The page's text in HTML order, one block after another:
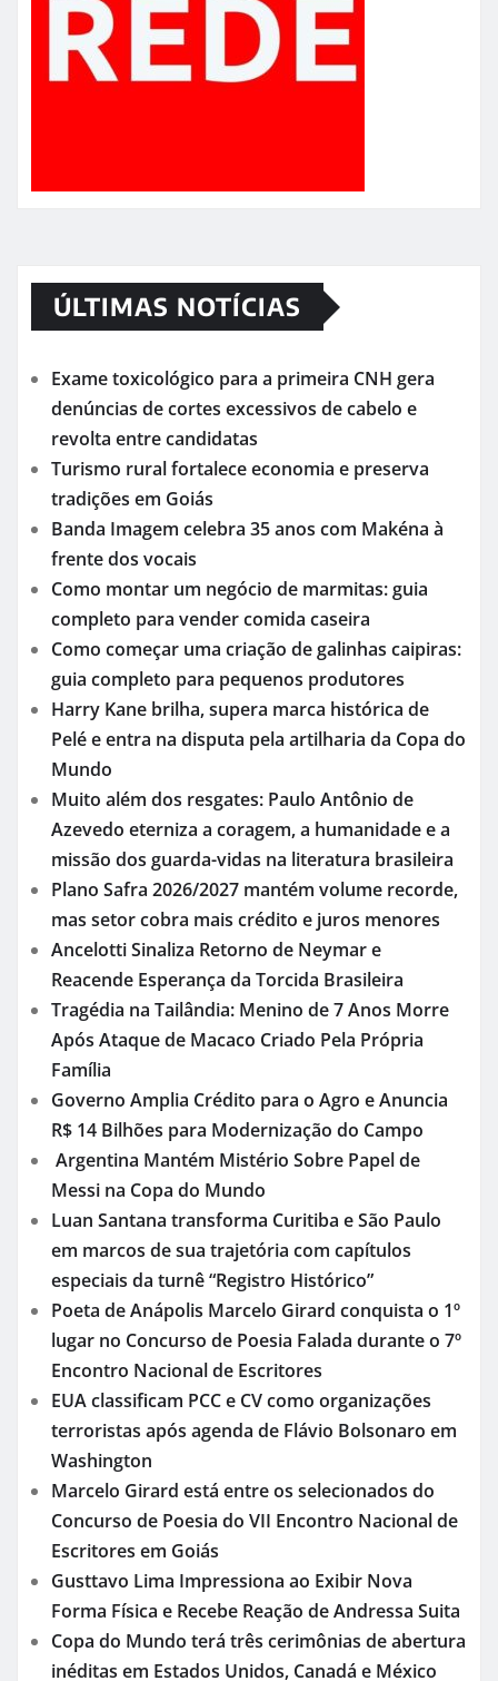
ÚLTIMAS NOTÍCIAS
Exame toxicológico para a primeira CNH gera
denúncias de cortes excessivos de cabelo e
revolta entre candidatas
Turismo rural fortalece economia e preserva
tradições em Goiás
Banda Imagem celebra 35 anos com Makéna à
frente dos vocais
Como montar um negócio de marmitas: guia
completo para vender comida caseira
Como começar uma criação de galinhas caipiras:
guia completo para pequenos produtores
Harry Kane brilha, supera marca histórica de
Pelé e entra na disputa pela artilharia da Copa do
Mundo
Muito além dos resgates: Paulo Antônio de
Azevedo eterniza a coragem, a humanidade e a
missão dos guarda-vidas na literatura brasileira
Plano Safra 2026/2027 mantém volume recorde,
mas setor cobra mais crédito e juros menores
Ancelotti Sinaliza Retorno de Neymar e
Reacende Esperança da Torcida Brasileira
Tragédia na Tailândia: Menino de 7 Anos Morre
Após Ataque de Macaco Criado Pela Própria
Família
Governo Amplia Crédito para o Agro e Anuncia
R$ 14 Bilhões para Modernização do Campo
Argentina Mantém Mistério Sobre Papel de
Messi na Copa do Mundo
Luan Santana transforma Curitiba e São Paulo
em marcos de sua trajetória com capítulos
especiais da turnê “Registro Histórico”
Poeta de Anápolis Marcelo Girard conquista o 1º
lugar no Concurso de Poesia Falada durante o 7º
Encontro Nacional de Escritores
EUA classificam PCC e CV como organizações
terroristas após agenda de Flávio Bolsonaro em
Washington
Marcelo Girard está entre os selecionados do
Concurso de Poesia do VII Encontro Nacional de
Escritores em Goiás
Gusttavo Lima Impressiona ao Exibir Nova
Forma Física e Recebe Reação de Andressa Suita
Copa do Mundo terá três cerimônias de abertura
inéditas em Estados Unidos, Canadá e México